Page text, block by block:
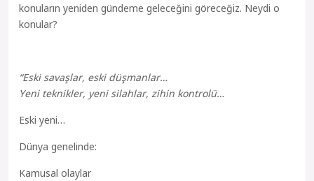
konuların yeniden gündeme geleceğini göreceğiz. Neydi o
konular?
“Eski savaşlar, eski düşmanlar…
Yeni teknikler, yeni silahlar, zihin kontrolü…
Eski yeni…
Dünya genelinde:
Kamusal olaylar